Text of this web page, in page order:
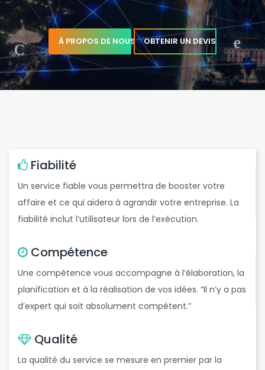
e
b
e
À PROPOS DE NOUS OBTENIR UN DEVIS
Fiabilité
Un service fiable vous permettra de booster votre
affaire et ce qui aidera à agrandir votre entreprise. La
fiabilité inclut l’utilisateur lors de l’exécution.
Compétence
Une compétence vous accompagne à l’élaboration, la
planification et à la réalisation de vos idées. “Il n’y a pas
d’expert qui soit absolument compétent.”
Qualité
La qualité du service se mesure en premier par la